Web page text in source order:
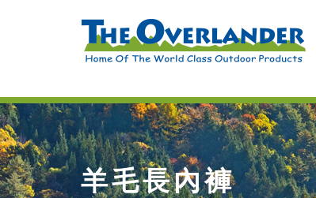
羊毛長內褲